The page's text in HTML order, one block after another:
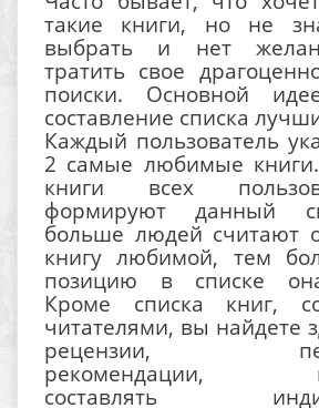
такие книги, но не
выбрать и нет
тратить свое
поиски. Основной
составление списка
Каждый пользователь
2 самые любимые
книги всех
формируют данный
больше людей считают
книгу любимой, тем
позицию в списке
Кроме списка книг,
читателями, вы найдете
рецензии,
рекомендации,
составлять